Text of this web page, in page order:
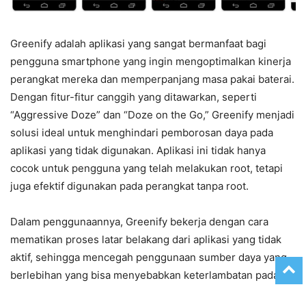
Greenify adalah aplikasi yang sangat bermanfaat bagi
pengguna smartphone yang ingin mengoptimalkan kinerja
perangkat mereka dan memperpanjang masa pakai baterai.
Dengan fitur-fitur canggih yang ditawarkan, seperti
“Aggressive Doze” dan “Doze on the Go,” Greenify menjadi
solusi ideal untuk menghindari pemborosan daya pada
aplikasi yang tidak digunakan. Aplikasi ini tidak hanya
cocok untuk pengguna yang telah melakukan root, tetapi
juga efektif digunakan pada perangkat tanpa root.
Dalam penggunaannya, Greenify bekerja dengan cara
mematikan proses latar belakang dari aplikasi yang tidak
aktif, sehingga mencegah penggunaan sumber daya yang
berlebihan yang bisa menyebabkan keterlambatan pada